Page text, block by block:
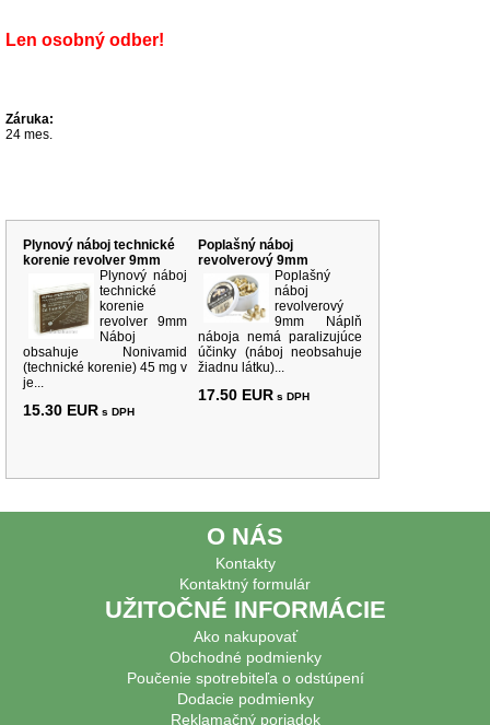
Len osobný odber!
Záruka:
24 mes.
Plynový náboj technické
korenie revolver 9mm
Plynový náboj
technické
korenie
revolver 9mm
Náboj
obsahuje Nonivamid
(technické korenie) 45 mg v
je...
15.30 EUR s DPH
Poplašný náboj
revolverový 9mm
Poplašný
náboj
revolverový
9mm Náplň
náboja nemá paralizujúce
účinky (náboj neobsahuje
žiadnu látku)...
17.50 EUR s DPH
O NÁS
Kontakty
Kontaktný formulár
UŽITOČNÉ INFORMÁCIE
Ako nakupovať
Obchodné podmienky
Poučenie spotrebiteľa o odstúpení
Dodacie podmienky
Reklamačný poriadok